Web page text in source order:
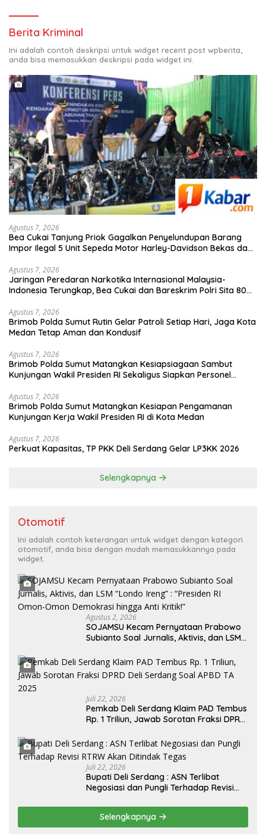
Berita Kriminal
Ini adalah contoh deskripsi untuk widget recent post wpberita,
anda bisa memasukkan deskripsi pada widget ini.
Agustus 7, 2026
Bea Cukai Tanjung Priok Gagalkan Penyelundupan Barang
Impor Ilegal 5 Unit Sepeda Motor Harley-Davidson Bekas dan
Agustus 7, 2026
Jaringan Peredaran Narkotika Internasional Malaysia-
Indonesia Terungkap, Bea Cukai dan Bareskrim Polri Sita 80
Agustus 7, 2026
Brimob Polda Sumut Rutin Gelar Patroli Setiap Hari, Jaga Kota
Medan Tetap Aman dan Kondusif
Agustus 7, 2026
Brimob Polda Sumut Matangkan Kesiapsiagaan Sambut
Kunjungan Wakil Presiden RI Sekaligus Siapkan Personel
Agustus 7, 2026
Brimob Polda Sumut Matangkan Kesiapan Pengamanan
Kunjungan Kerja Wakil Presiden RI di Kota Medan
Agustus 7, 2026
Perkuat Kapasitas, TP PKK Deli Serdang Gelar LP3KK 2026
Selengkapnya
Otomotif
Ini adalah contoh keterangan untuk widget dengan kategori
otomotif, anda bisa dengan mudah memasukkannya pada
widget.
Agustus 2, 2026
SOJAMSU Kecam Pernyataan Prabowo
Subianto Soal Jurnalis, Aktivis, dan LSM
Omon Demokrasi hingga Anti Kritik!”
Juli 22, 2026
Pemkab Deli Serdang Klaim PAD Tembus
Rp. 1 Triliun, Jawab Sorotan Fraksi DPRD
Juli 22, 2026
Bupati Deli Serdang : ASN Terlibat
Negosiasi dan Pungli Terhadap Revisi
Selengkapnya